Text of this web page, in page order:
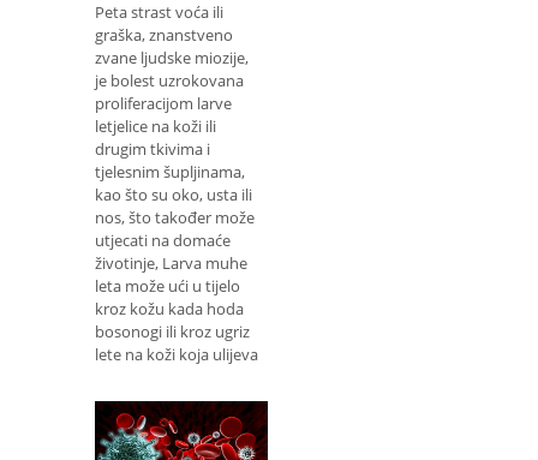
Peta strast voća ili
graška, znanstveno
zvane ljudske miozije,
je bolest uzrokovana
proliferacijom larve
letjelice na koži ili
drugim tkivima i
tjelesnim šupljinama,
kao što su oko, usta ili
nos, što također može
utjecati na domaće
životinje, Larva muhe
leta može ući u tijelo
kroz kožu kada hoda
bosonogi ili kroz ugriz
lete na koži koja ulijeva
postaju ličinke.
Općenito ošte